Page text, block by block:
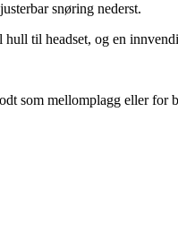
snøring nederst.
til headset, og en
som mellomplagg eller for